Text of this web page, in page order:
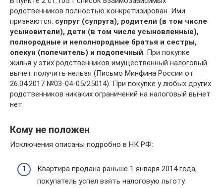
родственников полностью конкретизирован. Ими
признаются: супруг (супруга), родители (в том числе
усыновители), дети (в том числе усыновленные),
полнородные и неполнородные братья и сестры,
опекун (попечитель) и подопечный. При покупке
жилья у этих родственников имущественный налоговый
вычет получить нельзя (Письмо Минфина России от
26.04.2017 №03-04-05/25014). При покупке у любых других
родственников никаких ограничений на налоговый вычет
нет.
Кому не положен
Исключения описаны подробно в НК РФ:
Квартира продана раньше 1 января 2014 года,
покупатель успел взять налоговую льготу.